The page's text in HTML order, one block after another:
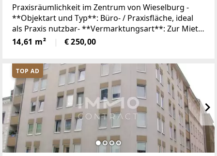
Praxisräumlichkeit im Zentrum von Wieselburg -
**Objektart und Typ**: Büro- / Praxisfläche, ideal
als Praxis nutzbar- **Vermarktungsart**: Zur Miete-
**Standort**: Zentral in Wieselburg gelegen-
**Bauweise**: Solide Massivbauweise-
14,61 m² € 250,00
TOP AD